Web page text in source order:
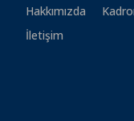
Hakkımızda
İletişim